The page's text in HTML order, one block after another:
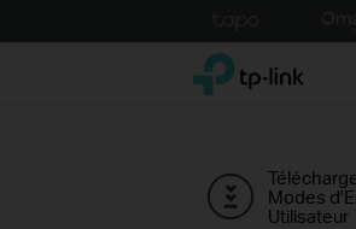
to
TP-Link, Reliably
Modes
Utilisateur